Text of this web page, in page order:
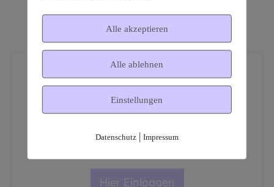
Dies ist ein geschützter
Mitgliederbereich!
Hier Einloggen
Alle akzeptieren
Alle ablehnen
Einstellungen
Datenschutz| Impressum